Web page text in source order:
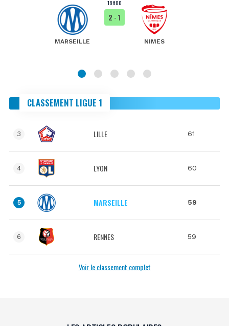
18H00
MARSEILLE
2 - 1
NIMES
CLASSEMENT LIGUE 1
3 LILLE 61
4 LYON 60
5 MARSEILLE 59
6 RENNES 59
Voir le classement complet